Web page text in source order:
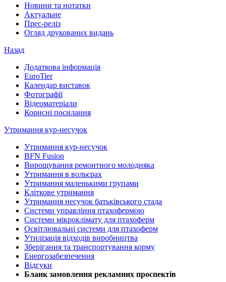
Новини та нотатки
Актуальне
Прес-реліз
Огляд друкованих видань
Назад
Додаткова інформація
EuroTier
Календар виставок
Фотографії
Відеоматеріали
Корисні посилання
Утримання кур-несучок
Утримання кур-несучок
BFN Fusion
Вирощування ремонтного молодняка
Утримання в вольєрах
Утримання маленькими групами
Кліткове утримання
Утримання несучок батьківського стада
Системи управління птахофермою
Системи мікроклімату для птахоферм
Освітлювальні системи для птахоферм
Утилізація відходів виробництва
Зберігання та транспортування корму
Енергозабезпечення
Відгуки
Бланк замовлення рекламних проспектів